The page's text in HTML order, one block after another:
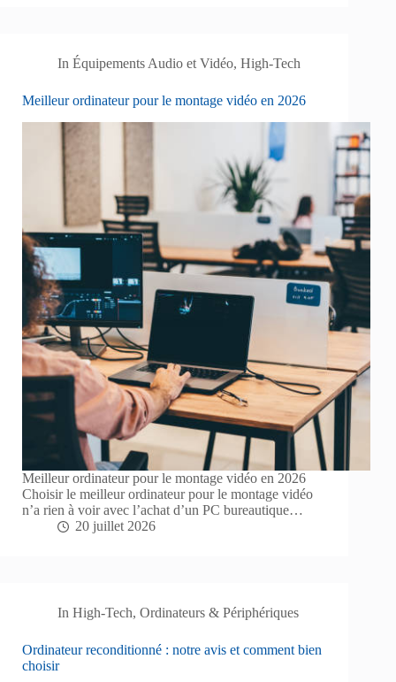
In Équipements Audio et Vidéo,High-Tech
Meilleur ordinateur pour le montage vidéo en 2026
Meilleur ordinateur pour le montage vidéo en 2026
Choisir le meilleur ordinateur pour le montage vidéo
n’a rien à voir avec l’achat d’un PC bureautique…
20 juillet 2026
In High-Tech,Ordinateurs & Périphériques
Ordinateur reconditionné : notre avis et comment bien
choisir